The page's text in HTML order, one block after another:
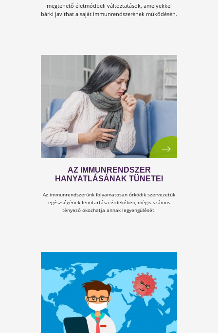
TESTSZERVIZ, LÉLEKSZERVIZ!!!
Az életmódváltás nem pusztán fizikai változás a
testben. Ez változás a...